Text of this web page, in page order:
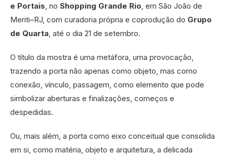
e Portais , no Shopping Grande Rio , em São João de
Meriti–RJ, com curadoria própria e coprodução do Grupo
de Quarta , até o dia 21 de setembro.
O título da mostra é uma metáfora, uma provocação,
trazendo a porta não apenas como objeto, mas como
conexão, vínculo, passagem, como elemento que pode
simbolizar aberturas e finalizações, começos e
despedidas.
Ou, mais além, a porta como eixo conceitual que consolida
em si, como matéria, objeto e arquitetura, a delicada